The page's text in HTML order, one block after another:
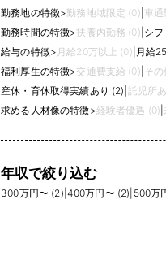
勤務地の特徴>勤務地域限定 (0) 車
勤務時間の特徴>扶養内勤務 (0) シ
給与の特徴> 月給20万以上 (0) 月給
福利厚生の特徴>交通費支給 (0) そ
産休・育休取得実績あり (2) 託児所
求める人材像の特徴>経験者優遇 (0)
年収で絞り込む
300万円〜 (2) 400万円〜 (2) 500万